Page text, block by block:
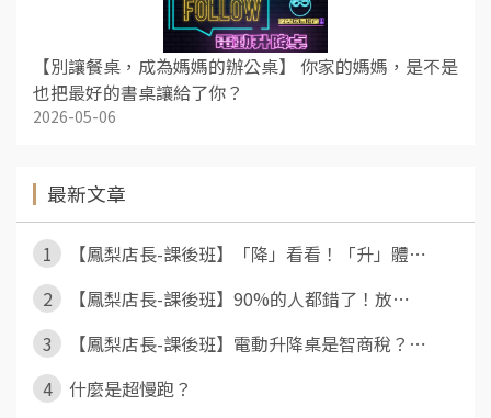
【別讓餐桌，成為媽媽的辦公桌】 你家的媽媽，是不是
也把最好的書桌讓給了你？
2026-05-06
最新文章
1
【鳳梨店長-課後班】「降」看看！「升」體⋯
2
【鳳梨店長-課後班】90%的人都錯了！放⋯
3
【鳳梨店長-課後班】電動升降桌是智商稅？⋯
4
什麼是超慢跑？